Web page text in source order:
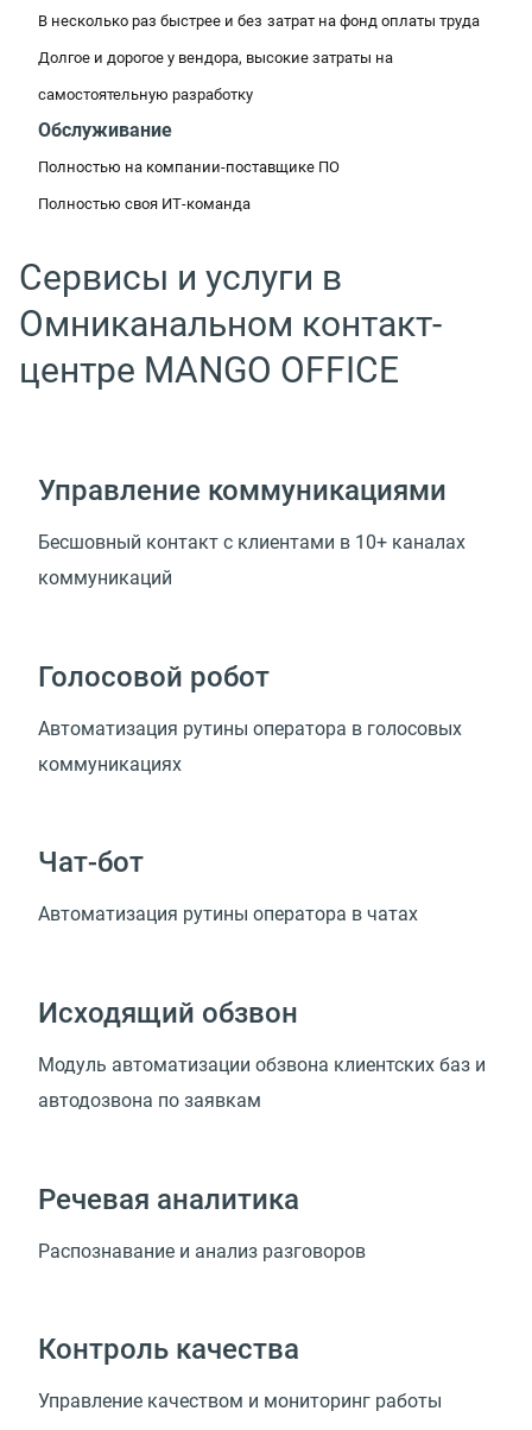
В несколько раз быстрее и без затрат на фонд оплаты труда
Долгое и дорогое у вендора, высокие затраты на
самостоятельную разработку
Обслуживание
Полностью на компании-поставщике ПО
Полностью своя ИТ-команда
Сервисы и услуги в
Омниканальном контакт-
центре MANGO OFFICE
Управление коммуникациями
Бесшовный контакт с клиентами в 10+ каналах
коммуникаций
Голосовой робот
Автоматизация рутины оператора в голосовых
коммуникациях
Чат-бот
Автоматизация рутины оператора в чатах
Исходящий обзвон
Модуль автоматизации обзвона клиентских баз и
автодозвона по заявкам
Речевая аналитика
Распознавание и анализ разговоров
Контроль качества
Управление качеством и мониторинг работы